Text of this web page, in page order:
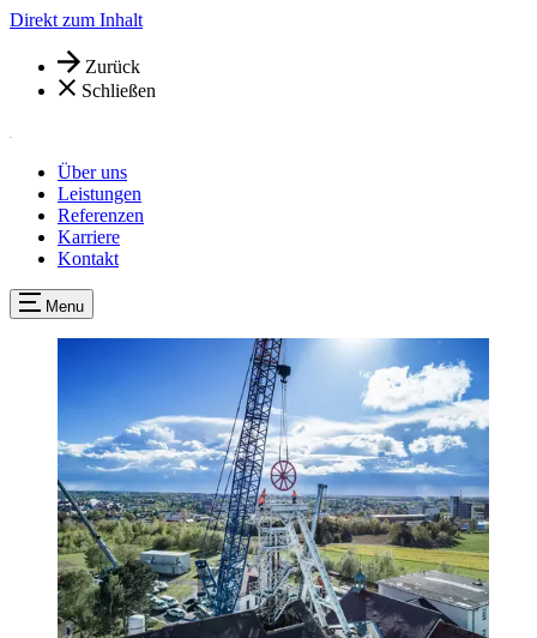
Direkt zum Inhalt
Zurück
Schließen
Über uns
Leistungen
Referenzen
Karriere
Kontakt
Menu